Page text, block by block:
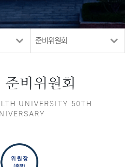
준비위원회
준비위원회
UNIVERSITY 50TH